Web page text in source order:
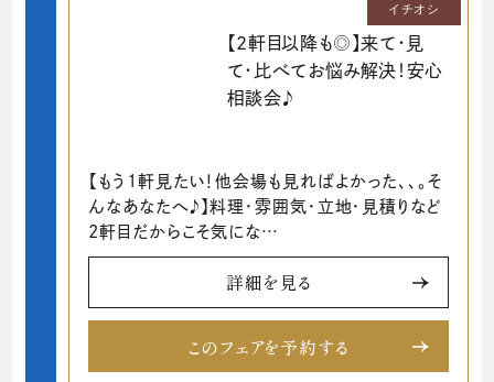
イチオシ
【2軒目以降も◎】来て・見
て・比べてお悩み解決！安心
相談会♪
【もう1軒見たい！他会場も見ればよかった、、。そ
んなあなたへ♪】料理・雰囲気・立地・見積りなど
2軒目だからこそ気にな…
詳細を見る
このフェアを予約する